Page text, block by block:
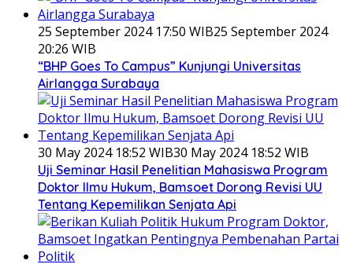
25 September 2024 17:50 WIB25 September 2024
20:26 WIB
“BHP Goes To Campus” Kunjungi Universitas
Airlangga Surabaya
30 May 2024 18:52 WIB30 May 2024 18:52 WIB
Uji Seminar Hasil Penelitian Mahasiswa Program
Doktor Ilmu Hukum, Bamsoet Dorong Revisi UU
Tentang Kepemilikan Senjata Api